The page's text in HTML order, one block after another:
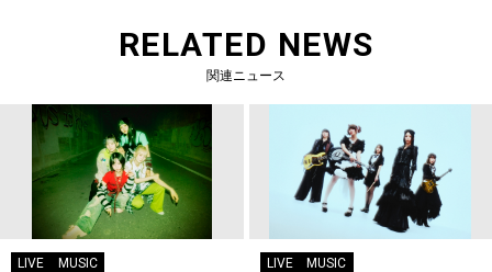
RELATED NEWS
関連ニュース
LIVE MUSIC LIVE MUSIC